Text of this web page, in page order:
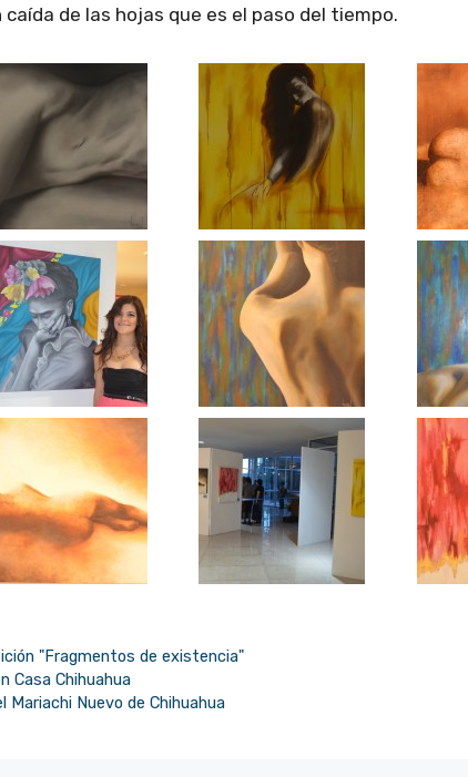
de las hojas que es el paso del tiempo.
"Fragmentos de existencia"
Casa Chihuahua
Mariachi Nuevo de Chihuahua